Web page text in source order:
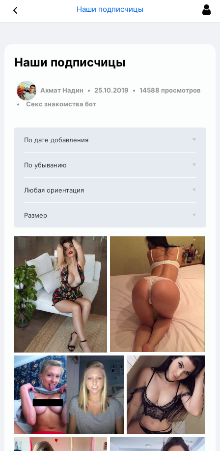
Наши подписчицы
Наши подписчицы
Ахмат Надин 25.10.2019
14588 просмотров
Секс знакомства бот
По дате добавления
По убыванию
Любая ориентация
Размер